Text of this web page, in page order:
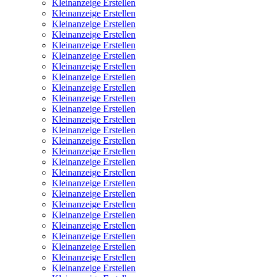
Kleinanzeige Erstellen
Kleinanzeige Erstellen
Kleinanzeige Erstellen
Kleinanzeige Erstellen
Kleinanzeige Erstellen
Kleinanzeige Erstellen
Kleinanzeige Erstellen
Kleinanzeige Erstellen
Kleinanzeige Erstellen
Kleinanzeige Erstellen
Kleinanzeige Erstellen
Kleinanzeige Erstellen
Kleinanzeige Erstellen
Kleinanzeige Erstellen
Kleinanzeige Erstellen
Kleinanzeige Erstellen
Kleinanzeige Erstellen
Kleinanzeige Erstellen
Kleinanzeige Erstellen
Kleinanzeige Erstellen
Kleinanzeige Erstellen
Kleinanzeige Erstellen
Kleinanzeige Erstellen
Kleinanzeige Erstellen
Kleinanzeige Erstellen
Kleinanzeige Erstellen